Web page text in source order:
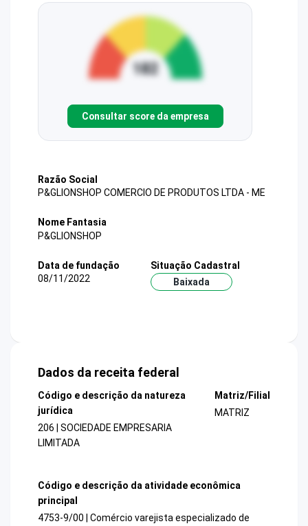
Consultar score da empresa
Razão Social
P&GLIONSHOP COMERCIO DE PRODUTOS LTDA - ME
Nome Fantasia
P&GLIONSHOP
Data de fundação
08/11/2022
Situação Cadastral
Baixada
Dados da receita federal
Código e descrição da natureza
jurídica
206 | SOCIEDADE EMPRESARIA
LIMITADA
Matriz/Filial
MATRIZ
Código e descrição da atividade econômica
principal
4753-9/00 | Comércio varejista especializado de